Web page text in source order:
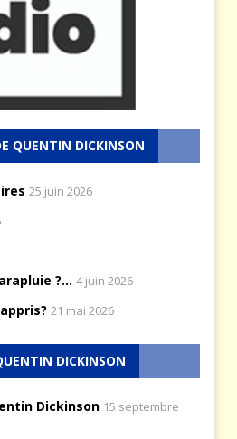
QUENTIN DICKINSON
25 juin 2026
?... 4 juin 2026
21 mai 2026
DICKINSON
Dickinson 15 septembre